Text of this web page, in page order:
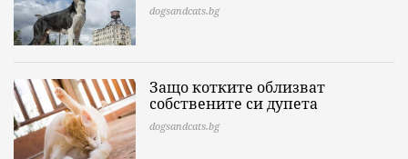
dogsandcats.bg
Защо котките облизват
собствените си дупета
dogsandcats.bg